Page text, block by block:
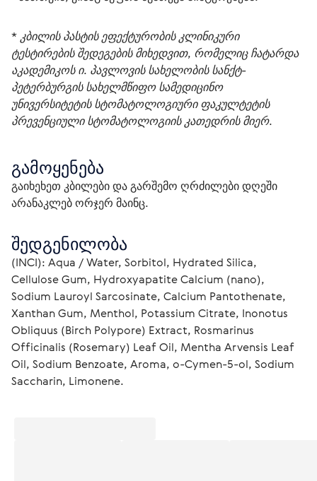
* კბილის პასტის ეფექტურობის კლინიკური
ტესტირების შედეგების მიხედვით, რომელიც ჩატარდა
აკადემიკოს ი. პავლოვის სახელობის სანქტ-
პეტერბურგის სახელმწიფო სამედიცინო
უნივერსიტეტის სტომატოლოგიური ფაკულტეტის
პრევენციული სტომატოლოგიის კათედრის მიერ.
გამოყენება
გაიხეხეთ კბილები და გარშემო ღრძილები დღეში
არანაკლებ ორჯერ მაინც.
შედგენილობა
(INCI): Aqua / Water, Sorbitol, Hydrated Silica,
Cellulose Gum, Hydroxyapatite Сalcium (nano),
Sodium Lauroyl Sarcosinate, Calcium Pantothenate,
Xanthan Gum, Menthol, Potassium Citrate, Inonotus
Оbliquus (Birch Polypore) Extract, Rosmarinus
Officinalis (Rosemary) Leaf Oil, Mentha Arvensis Leaf
Oil, Sodium Benzoate, Aroma, o-Cymen-5-ol, Sodium
Saccharin, Limonene.